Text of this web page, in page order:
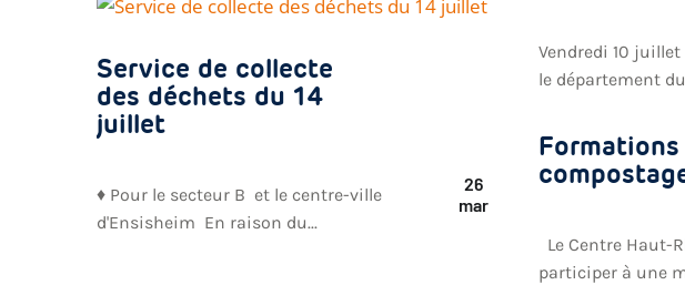
Service de collecte
des déchets du 14
juillet
26
mar
♦ Pour le secteur B et le centre-ville
d'Ensisheim En raison du...
Vendredi 10 juillet
le département
Formations
Le Centre Haut-
participer à une